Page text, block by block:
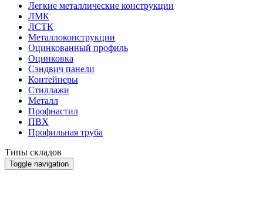
Легкие металлические конструкции
ЛМК
ЛСТК
Металлоконструкции
Оцинкованный профиль
Оцинковка
Сэндвич панели
Контейнеры
Стиллажи
Металл
Профнастил
ПВХ
Профильная труба
Типы складов
Toggle navigation